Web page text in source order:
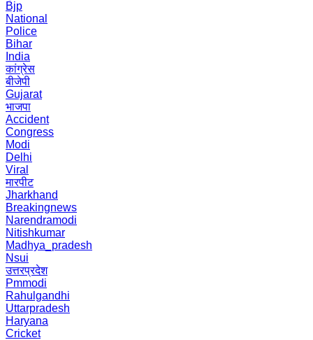
Bjp
National
Police
Bihar
India
कांग्रेस
बीजेपी
Gujarat
भाजपा
Accident
Congress
Modi
Delhi
Viral
मारपीट
Jharkhand
Breakingnews
Narendramodi
Nitishkumar
Madhya_pradesh
Nsui
उत्तरप्रदेश
Pmmodi
Rahulgandhi
Uttarpradesh
Haryana
Cricket